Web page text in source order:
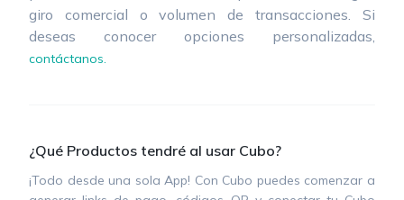
giro comercial o volumen de transacciones. Si
deseas conocer opciones personalizadas,
contáctanos.
¿Qué Productos tendré al usar Cubo?
¡Todo desde una sola App! Con Cubo puedes comenzar a